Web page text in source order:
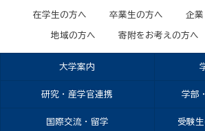
在学生の方へ 卒業生の方へ 企
地域の方へ 寄附をお考えの方へ
大学案内
研究・産学官連携 学部
国際交流・留学 受験